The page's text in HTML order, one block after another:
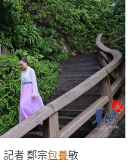
記者 鄭宗包養敏